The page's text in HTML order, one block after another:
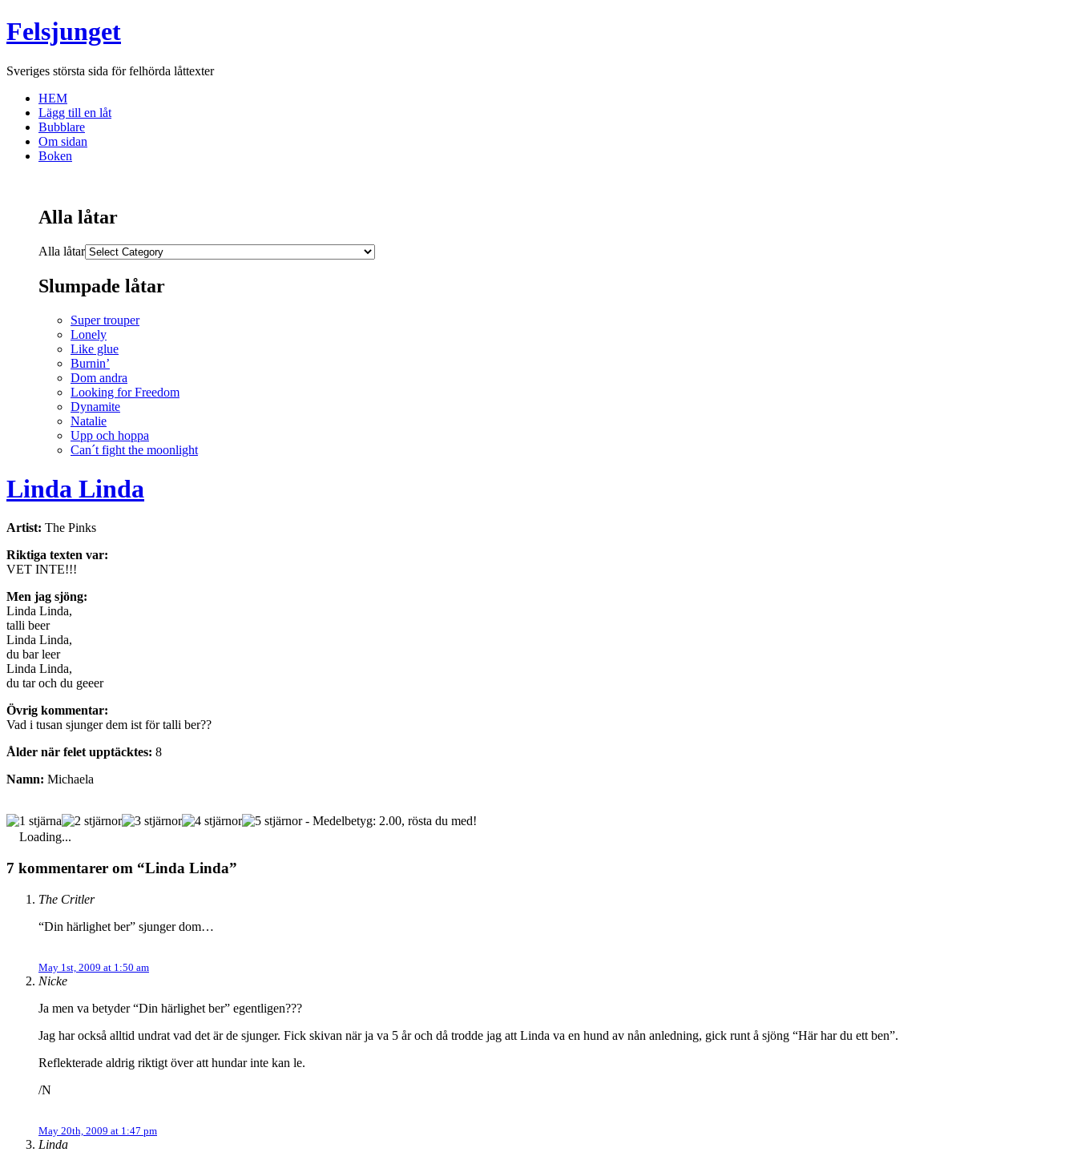
Felsjunget
Sveriges största sida för felhörda låttexter
HEM
Lägg till en låt
Bubblare
Om sidan
Boken
Alla låtar
Alla låtar
Slumpade låtar
Super trouper
Lonely
Like glue
Burnin’
Dom andra
Looking for Freedom
Dynamite
Natalie
Upp och hoppa
Can´t fight the moonlight
Linda Linda
Artist: The Pinks
Riktiga texten var:
VET INTE!!!
Men jag sjöng:
Linda Linda,
talli beer
Linda Linda,
du bar leer
Linda Linda,
du tar och du geeer
Övrig kommentar:
Vad i tusan sjunger dem ist för talli ber??
Ålder när felet upptäcktes: 8
Namn: Michaela
- Medelbetyg: 2.00, rösta du med!
Loading...
7 kommentarer om “Linda Linda”
The Critler
“Din härlighet ber” sjunger dom…
May 1st, 2009 at 1:50 am
Nicke
Ja men va betyder “Din härlighet ber” egentligen???
Jag har också alltid undrat vad det är de sjunger. Fick skivan när ja va 5 år och då trodde jag att Linda va en hund av nån anledning, gick runt å sjöng “Här har du ett ben”.
Reflekterade aldrig riktigt över att hundar inte kan le.
/N
May 20th, 2009 at 1:47 pm
Linda